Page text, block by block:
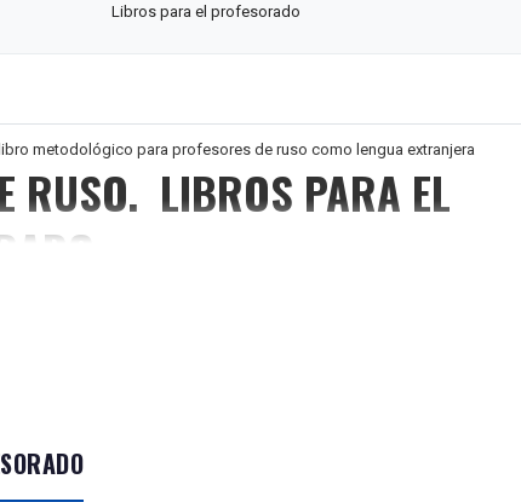
Libros para el profesorado
metodológico para profesores de ruso como lengua extranjera
RUSO. LIBROS PARA EL
методики преподавания русского языка иностранцам, приёмам,
преподаватель, чтобы успешнее преподавать русский язык.